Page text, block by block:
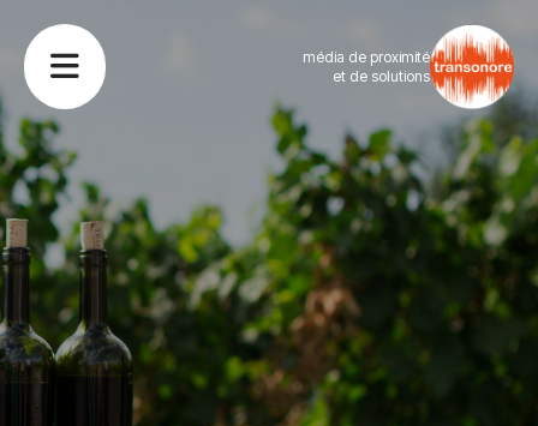
média de proximité
et de solutions